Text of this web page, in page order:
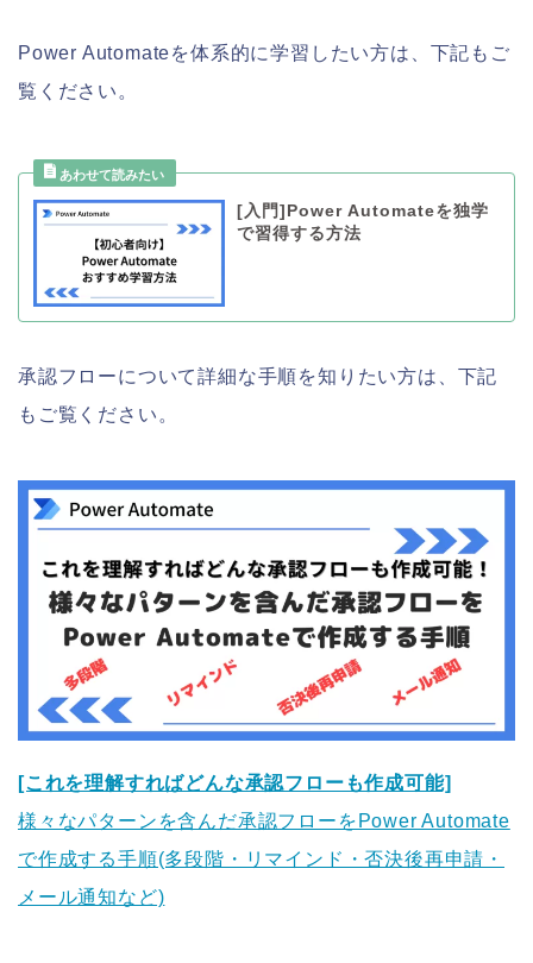
Power Automateを体系的に学習したい方は、下記もご
覧ください。
[入門]Power Automateを独学
で習得する方法
承認フローについて詳細な手順を知りたい方は、下記
もご覧ください。
[これを理解すればどんな承認フローも作成可能]
様々なパターンを含んだ承認フローをPower Automate
で作成する手順(多段階・リマインド・否決後再申請・
メール通知など)